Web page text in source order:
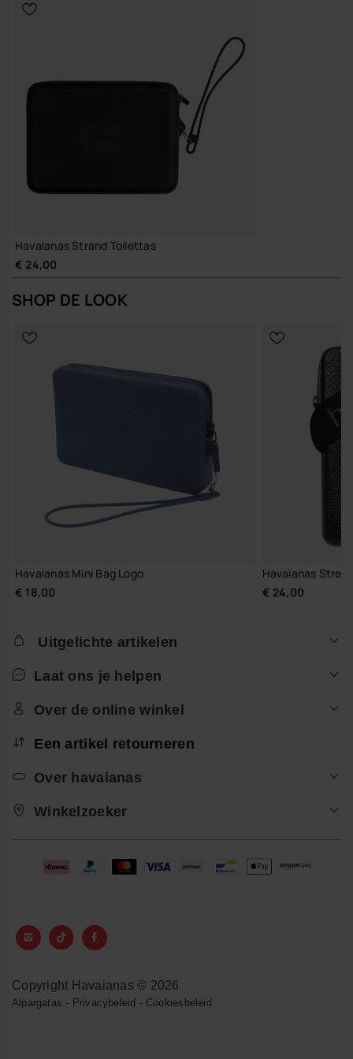
Kwaliteit en duurzaamheid
schoon te maken is, zodat je hem seizoen na seizoen blijft
Zo heb je een strandtas die je niet alleen meeneemt op zonnige
dagen, maar waar je het hele jaar door op kunt rekenen.
Koop online via www.havaianas-store.com, de officiële Havaianas-
winkel in België, en geef je stijl een upgrade.
Havaianas Strand Toilettas
€ 24,00
SHOP DE LOOK
Havaianas Mini Bag Logo
€ 18,00
Havaianas
€ 24,00
Uitgelichte artikelen
Laat ons je helpen
Over de online winkel
Een artikel retourneren
Over havaianas
Winkelzoeker
Copyright Havaianas © 2026
Alpargatas - Privacybeleid - Cookiesbeleid